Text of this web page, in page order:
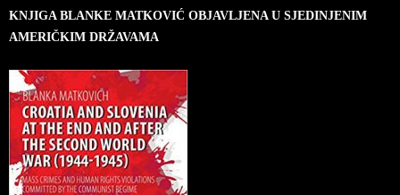
KNJIGA BLANKE MATKOVIĆ OBJAVLJENA U SJEDINJENIM
AMERIČKIM DRŽAVAMA